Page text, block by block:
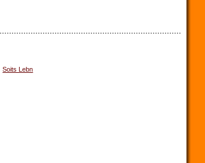
Soits Lebn